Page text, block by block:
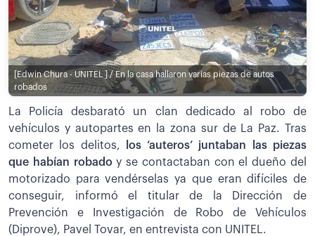
[Edwin Chura - UNITEL ] / En la casa hallaron varias piezas de autos
robados
La Policía desbarató un clan dedicado al robo de
vehículos y autopartes en la zona sur de La Paz. Tras
cometer los delitos,
los ‘auteros’ juntaban las piezas
que habían robadoy se contactaban con el dueño del
motorizado para vendérselas ya que eran difíciles de
conseguir, informó el titular de la Dirección de
Prevención e Investigación de Robo de Vehículos
(Diprove), Pavel Tovar, en entrevista con UNITEL.